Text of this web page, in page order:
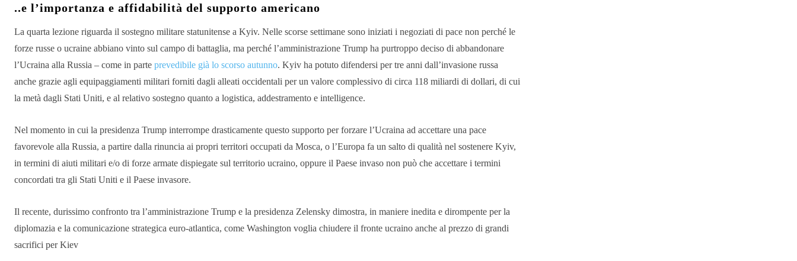
..e l’importanza e affidabilità del supporto americano
La quarta lezione riguarda il sostegno militare statunitense a Kyiv. Nelle scorse settimane sono iniziati i negoziati di pace non perché le
forze russe o ucraine abbiano vinto sul campo di battaglia, ma perché l’amministrazione Trump ha purtroppo deciso di abbandonare
l’Ucraina alla Russia – come in parte prevedibile già lo scorso autunno. Kyiv ha potuto difendersi per tre anni dall’invasione russa
anche grazie agli equipaggiamenti militari forniti dagli alleati occidentali per un valore complessivo di circa 118 miliardi di dollari, di cui
la metà dagli Stati Uniti, e al relativo sostegno quanto a logistica, addestramento e intelligence.
Nel momento in cui la presidenza Trump interrompe drasticamente questo supporto per forzare l’Ucraina ad accettare una pace
favorevole alla Russia, a partire dalla rinuncia ai propri territori occupati da Mosca, o l’Europa fa un salto di qualità nel sostenere Kyiv,
in termini di aiuti militari e/o di forze armate dispiegate sul territorio ucraino, oppure il Paese invaso non può che accettare i termini
concordati tra gli Stati Uniti e il Paese invasore.
Il recente, durissimo confronto tra l’amministrazione Trump e la presidenza Zelensky dimostra, in maniere inedita e dirompente per la
diplomazia e la comunicazione strategica euro-atlantica, come Washington voglia chiudere il fronte ucraino anche al prezzo di grandi
sacrifici per Kiev